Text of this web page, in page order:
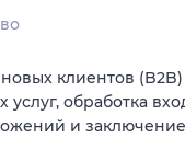
клиентов (B2B)
услуг, обработка
и